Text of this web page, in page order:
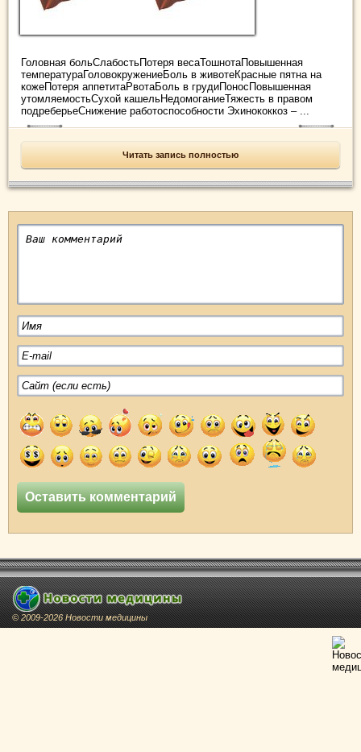
Головная больСлабостьПотеря весаТошнотаПовышенная
температураГоловокружениеБоль в животеКрасные пятна на
кожеПотеря аппетитаРвотаБоль в грудиПоносПовышенная
утомляемостьСухой кашельНедомоганиеТяжесть в правом
подреберьеСнижение работоспособности Эхинококкоз – ...
Читать запись полностью
© 2009-2026 Новости медицины